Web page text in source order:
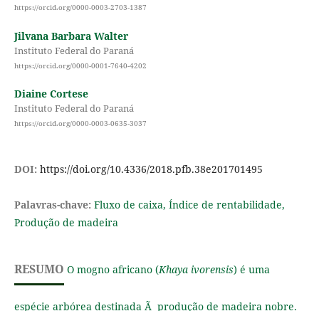
https://orcid.org/0000-0003-2703-1387
Jilvana Barbara Walter
Instituto Federal do Paraná
https://orcid.org/0000-0001-7640-4202
Diaine Cortese
Instituto Federal do Paraná
https://orcid.org/0000-0003-0635-3037
DOI: https://doi.org/10.4336/2018.pfb.38e201701495
Palavras-chave: Fluxo de caixa, Índice de rentabilidade,
Produção de madeira
RESUMO O mogno africano (Khaya ivorensis) é uma
espécie arbórea destinada Ã produção de madeira nobre.